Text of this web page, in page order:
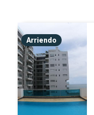
Arriendo